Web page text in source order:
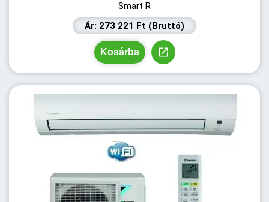
Smart R
Ár: 273 221 Ft (Bruttó)
Kosárba